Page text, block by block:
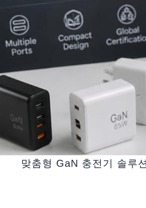
맞춤형 GaN 충전기 솔루션